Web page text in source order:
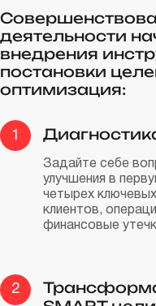
деятельности
внедрения
постановки
оптимизация:
1
Задайте себе
улучшения в
четырех
клиентов,
финансовые
2